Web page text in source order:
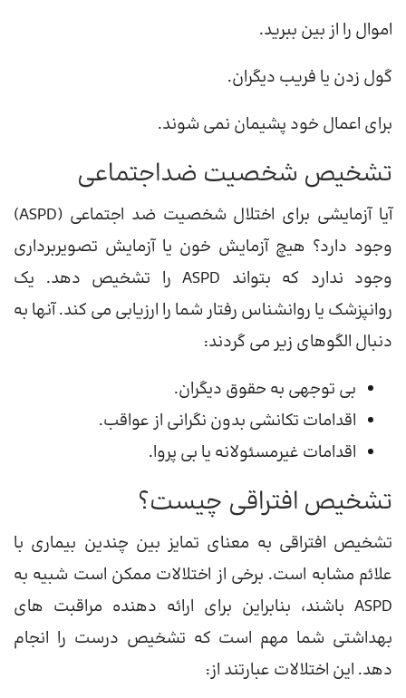
اموال را از بین ببرید.
گول زدن یا فریب دیگران.
برای اعمال خود پشیمان نمی شوند.
تشخیص شخصیت ضداجتماعی
آیا آزمایشی برای اختلال شخصیت ضد اجتماعی (ASPD)
وجود دارد؟ هیچ آزمایش خون یا آزمایش تصویربرداری
وجود ندارد که بتواند ASPD را تشخیص دهد. یک
روانپزشک یا روانشناس رفتار شما را ارزیابی می کند. آنها به
دنبال الگوهای زیر می گردند:
بی توجهی به حقوق دیگران.
اقدامات تکانشی بدون نگرانی از عواقب.
اقدامات غیرمسئولانه یا بی پروا.
تشخیص افتراقی چیست؟
تشخیص افتراقی به معنای تمایز بین چندین بیماری با
علائم مشابه است. برخی از اختلالات ممکن است شبیه به
ASPD باشند، بنابراین برای ارائه دهنده مراقبت های
بهداشتی شما مهم است که تشخیص درست را انجام
دهد. این اختلالات عبارتند از: